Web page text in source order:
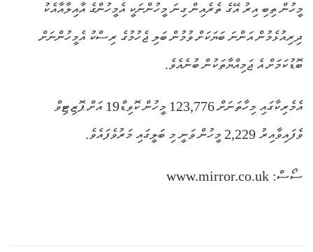
މީހުން ތިބި އިރު އޭގެ ތެރެއިން ގިނަ މީހުންނަކީ އެމީހުންގެ އާއިލާއާއެކު
ދިރިއުޅެމުން އަންނަ ބަޔަކަށް ވުމުން ބަލި ޖެހުމުގެ ރިސްކު އެމީހުންނަށް
ބޮޑުކަމަށް އެ ޖަމިއްޔާތަކުން ބުނެއެވެ.
އެމެރިކާގައި މިހާތަނަށް 123,776 މީހުން ކޮވިޑް19 އަށް ޕޮޒިޓިވް
ވެފައިވާއިރު 2,229 މީހުން ވަނީ މި ބަލީގައި މަރުވެފައެވެ.
ސޯސް: www.mirror.co.uk